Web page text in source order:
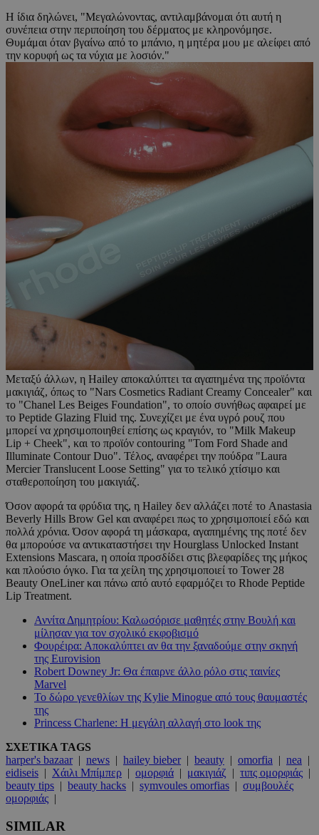
Η ίδια δηλώνει, "Μεγαλώνοντας, αντιλαμβάνομαι ότι αυτή η
συνέπεια στην περιποίηση του δέρματος με κληρονόμησε.
Θυμάμαι όταν βγαίνω από το μπάνιο, η μητέρα μου με αλείφει από
την κορυφή ως τα νύχια με λοσιόν."
Μεταξύ άλλων, η Hailey αποκαλύπτει τα αγαπημένα της προϊόντα
μακιγιάζ, όπως το "Nars Cosmetics Radiant Creamy Concealer" και
το "Chanel Les Beiges Foundation", το οποίο συνήθως αφαιρεί με
το Peptide Glazing Fluid της. Συνεχίζει με ένα υγρό ρουζ που
μπορεί να χρησιμοποιηθεί επίσης ως κραγιόν, το "Milk Makeup
Lip + Cheek", και το προϊόν contouring "Tom Ford Shade and
Illuminate Contour Duo". Τέλος, αναφέρει την πούδρα "Laura
Mercier Translucent Loose Setting" για το τελικό χτίσιμο και
σταθεροποίηση του μακιγιάζ.
Όσον αφορά τα φρύδια της, η Hailey δεν αλλάζει ποτέ το Anastasia
Beverly Hills Brow Gel και αναφέρει πως το χρησιμοποιεί εδώ και
πολλά χρόνια. Όσον αφορά τη μάσκαρα, αγαπημένης της ποτέ δεν
θα μπορούσε να αντικαταστήσει την Hourglass Unlocked Instant
Extensions Mascara, η οποία προσδίδει στις βλεφαρίδες της μήκος
και πλούσιο όγκο. Για τα χείλη της χρησιμοποιεί το Tower 28
Beauty OneLiner και πάνω από αυτό εφαρμόζει το Rhode Peptide
Lip Treatment.
Αννίτα Δημητρίου: Καλωσόρισε μαθητές στην Βουλή και
μίλησαν για τον σχολικό εκφοβισμό
Φουρέιρα: Αποκαλύπτει αν θα την ξαναδούμε στην σκηνή
της Eurovision
Robert Downey Jr: Θα έπαιρνε άλλο ρόλο στις ταινίες
Marvel
Το δώρο γενεθλίων της Kylie Minogue από τους θαυμαστές
της
Princess Charlene: Η μεγάλη αλλαγή στο look της
ΣΧΕΤΙΚΑ TAGS
harper's bazaar| news | hailey bieber| beauty | omorfia | nea |
eidiseis | Χάιλι Μπίμπερ | ομορφιά | μακιγιάζ | τιπς ομορφιάς |
beauty tips | beauty hacks | symvoules omorfias | συμβουλές
ομορφιάς |
SIMILAR